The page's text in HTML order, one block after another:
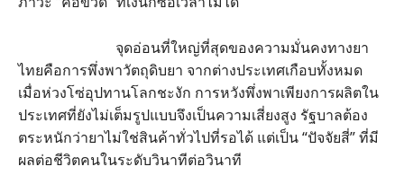
จุดอ่อนที่ใหญ่ที่สุดของความมั่นคงทางยา
ไทยคือการพึ่งพาวัตถุดิบยา จากต่างประเทศเกือบทั้งหมด
เมื่อห่วงโซ่อุปทานโลกชะงัก การหวังพึ่งพาเพียงการผลิตใน
ประเทศที่ยังไม่เต็มรูปแบบจึงเป็นความเสี่ยงสูง รัฐบาลต้อง
ตระหนักว่ายาไม่ใช่สินค้าทั่วไปที่รอได้ แต่เป็น “ปัจจัยสี่” ที่มี
ผลต่อชีวิตคนในระดับวินาทีต่อวินาที